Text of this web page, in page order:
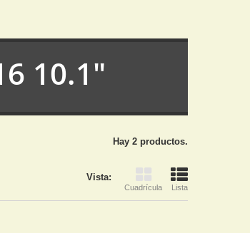
10.1"
Hay 2 productos.
Vista:
Cuadrícula Lista